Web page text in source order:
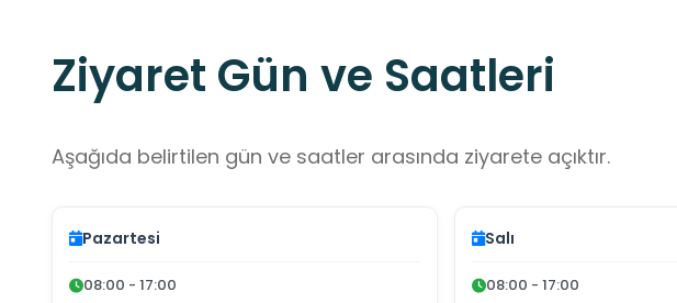
Ziyaret Gün ve Saatleri
Aşağıda belirtilen gün ve saatler arasında ziyarete açıktır.
Pazartesi
08:00 - 17:00
Salı
08:00 - 17:00